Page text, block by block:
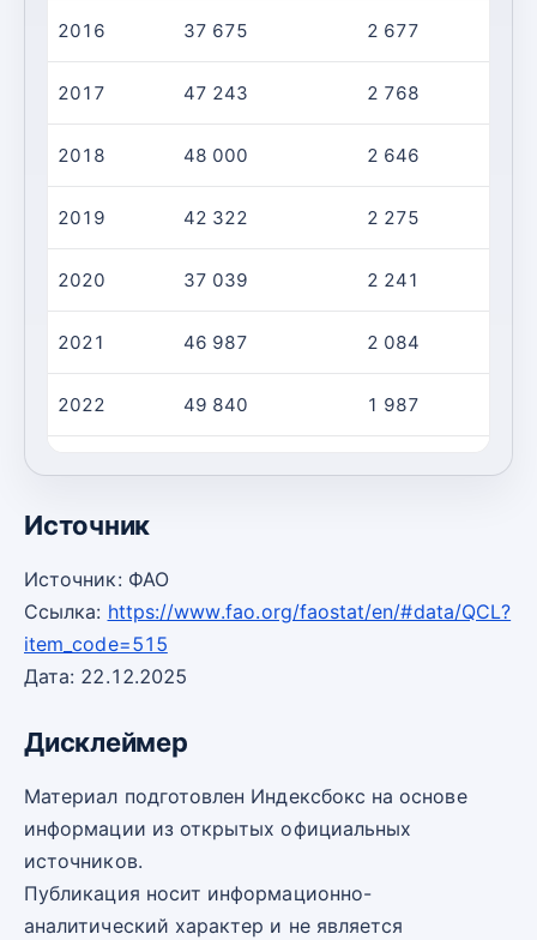
2016 37 675 2 677
2017 47 243 2 768
2018 48 000 2 646
2019 42 322 2 275
2020 37 039 2 241
2021 46 987 2 084
2022 49 840 1 987
Источник
Источник: ФАО
Ссылка: https://www.fao.org/faostat/en/#data/QCL?
item_code=515
Дата: 22.12.2025
Дисклеймер
Материал подготовлен Индексбокс на основе
информации из открытых официальных
источников.
Публикация носит информационно-
аналитический характер и не является